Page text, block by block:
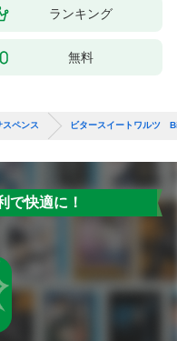
ランキング
無料
スペンス ビタースイートワルツ
で快適に！